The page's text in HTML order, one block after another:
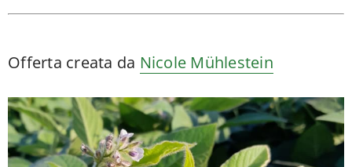
Offerta creata da Nicole Mühlestein